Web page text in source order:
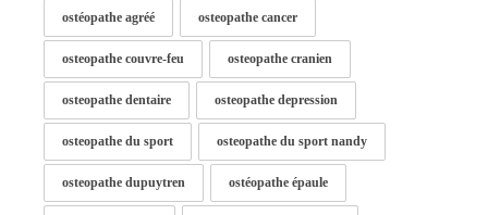
ostéopathe agréé osteopathe cancer
osteopathe couvre-feu osteopathe cranien
osteopathe dentaire osteopathe depression
osteopathe du sport osteopathe du sport nandy
osteopathe dupuytren ostéopathe épaule